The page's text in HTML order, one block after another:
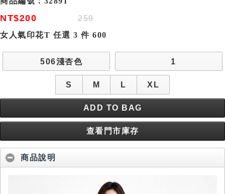
NT$200
259
女人氣印花T 任選 3 件 600
506淺杏色 1
S M L XL
ADD TO BAG
查看門市庫存
商品說明